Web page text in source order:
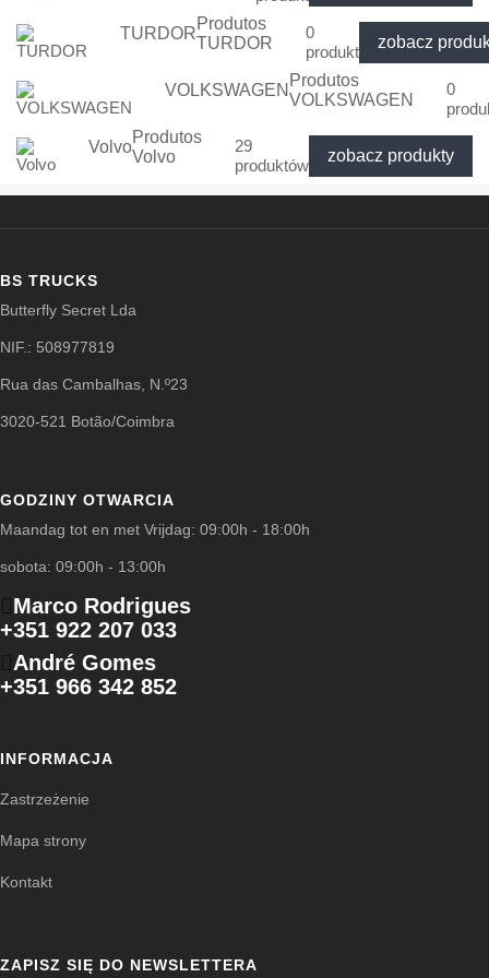
TURDOR
Produtos
TURDOR
0
produkt
zobacz
VOLKSWAGEN
Produtos
VOLKSWAGEN
0
Volvo
Produtos
Volvo
29
produktów
zobacz produkty
BS TRUCKS
Butterfly Secret Lda
NIF.: 508977819
Rua das Cambalhas, N.º23
3020-521 Botão/Coimbra
GODZINY OTWARCIA
Maandag tot en met Vrijdag: 09:00h - 18:00h
sobota: 09:00h - 13:00h
Marco Rodrigues
+351 922 207 033
André Gomes
+351 966 342 852
INFORMACJA
Zastrzeżenie
Mapa strony
Kontakt
ZAPISZ SIĘ DO NEWSLETTERA